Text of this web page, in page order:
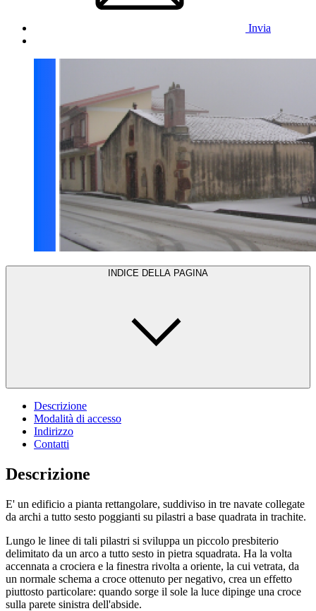
Invia
INDICE DELLA PAGINA
Descrizione
Modalità di accesso
Indirizzo
Contatti
Descrizione
E' un edificio a pianta rettangolare, suddiviso in tre navate collegate
da archi a tutto sesto poggianti su pilastri a base quadrata in trachite.
Lungo le linee di tali pilastri si sviluppa un piccolo presbiterio
delimitato da un arco a tutto sesto in pietra squadrata. Ha la volta
accennata a crociera e la finestra rivolta a oriente, la cui vetrata, da
un normale schema a croce ottenuto per negativo, crea un effetto
piuttosto particolare: quando sorge il sole la luce dipinge una croce
sulla parete sinistra dell'abside.